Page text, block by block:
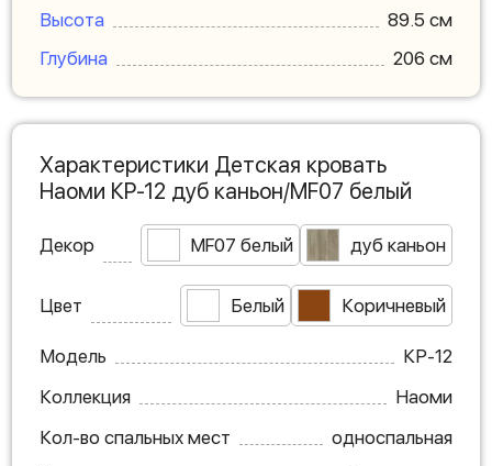
Высота
89.5 см
Глубина
206 см
Характеристики Детская кровать
Наоми КР-12 дуб каньон/MF07 белый
Декор MF07 белый дуб каньон
Цвет Белый Коричневый
Модель
КР-12
Коллекция
Наоми
Кол-во спальных мест
односпальная